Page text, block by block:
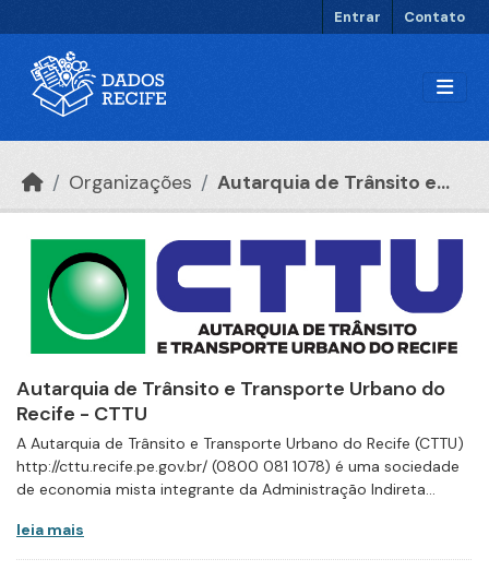
Entrar Contato
Organizações Autarquia de Trânsito e...
Autarquia de Trânsito e Transporte Urbano do
Recife - CTTU
A Autarquia de Trânsito e Transporte Urbano do Recife (CTTU)
http://cttu.recife.pe.gov.br/ (0800 081 1078) é uma sociedade
de economia mista integrante da Administração Indireta...
leia mais